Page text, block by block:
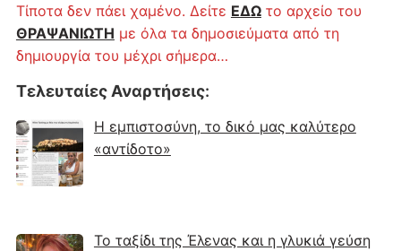
Τίποτα δεν πάει χαμένο. Δείτε ΕΔΩτο αρχείο του
ΘΡΑΨΑΝΙΩΤΗ με όλα τα δημοσιεύματα από τη
δημιουργία του μέχρι σήμερα…
Τελευταίες Αναρτήσεις:
Η εμπιστοσύνη, το δικό μας καλύτερο
«αντίδοτο»
Το ταξίδι της Έλενας και η γλυκιά γεύση